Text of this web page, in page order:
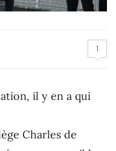
1
il y en a qui
Charles de